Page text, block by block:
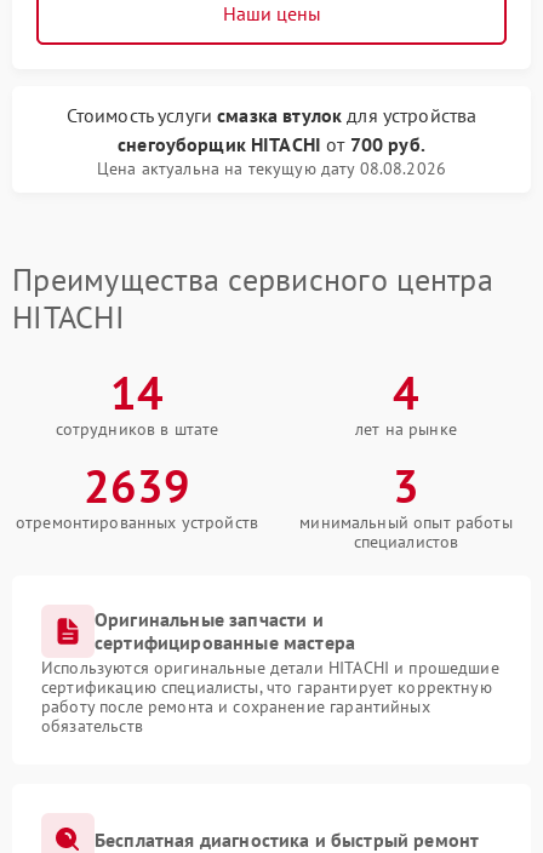
Наши цены
Стоимость услугисмазка втулок для устройства
снегоуборщик HITACHI от 700 руб.
Цена актуальна на текущую дату 08.08.2026
Преимущества сервисного центра
HITACHI
14
сотрудников в штате
4
лет на рынке
2639
отремонтированных устройств
3
минимальный опыт работы
специалистов
Оригинальные запчасти и
сертифицированные мастера
Используются оригинальные детали HITACHI и прошедшие
сертификацию специалисты, что гарантирует корректную
работу после ремонта и сохранение гарантийных
обязательств
Бесплатная диагностика и быстрый ремонт